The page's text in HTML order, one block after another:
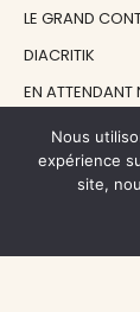
LE GRAND
DIACRITIK
EN ATTENDANT
NOS
Nous
expérience
site,